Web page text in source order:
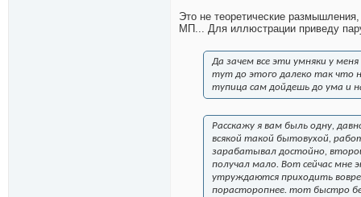
Это не теоретические
МП... Для иллюстрации приведу
Да зачем все эти умняки у
тут до этого далеко так что
тупица сам дойдешь до ума и
Расскажу я вам быль одну,
всякой такой бытовухой,
зарабатывал достойно,
получал мало. Вот сейчас
утруждаются приходить
порасторопнее. тот быстро